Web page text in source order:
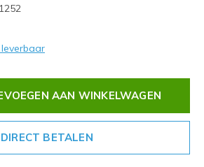
AAN WINKELWAGEN
DIRECT BETALEN